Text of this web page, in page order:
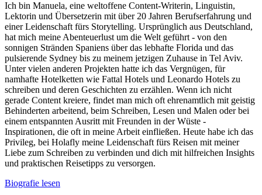
Ich bin Manuela, eine weltoffene Content-Writerin, Linguistin,
Lektorin und Übersetzerin mit über 20 Jahren Berufserfahrung und
einer Leidenschaft fürs Storytelling. Ursprünglich aus Deutschland,
hat mich meine Abenteuerlust um die Welt geführt - von den
sonnigen Stränden Spaniens über das lebhafte Florida und das
pulsierende Sydney bis zu meinem jetzigen Zuhause in Tel Aviv.
Unter vielen anderen Projekten hatte ich das Vergnügen, für
namhafte Hotelketten wie Fattal Hotels und Leonardo Hotels zu
schreiben und deren Geschichten zu erzählen. Wenn ich nicht
gerade Content kreiere, findet man mich oft ehrenamtlich mit geistig
Behinderten arbeitend, beim Schreiben, Lesen und Malen oder bei
einem entspannten Ausritt mit Freunden in der Wüste -
Inspirationen, die oft in meine Arbeit einfließen. Heute habe ich das
Privileg, bei Holafly meine Leidenschaft fürs Reisen mit meiner
Liebe zum Schreiben zu verbinden und dich mit hilfreichen Insights
und praktischen Reisetipps zu versorgen.
Biografie lesen